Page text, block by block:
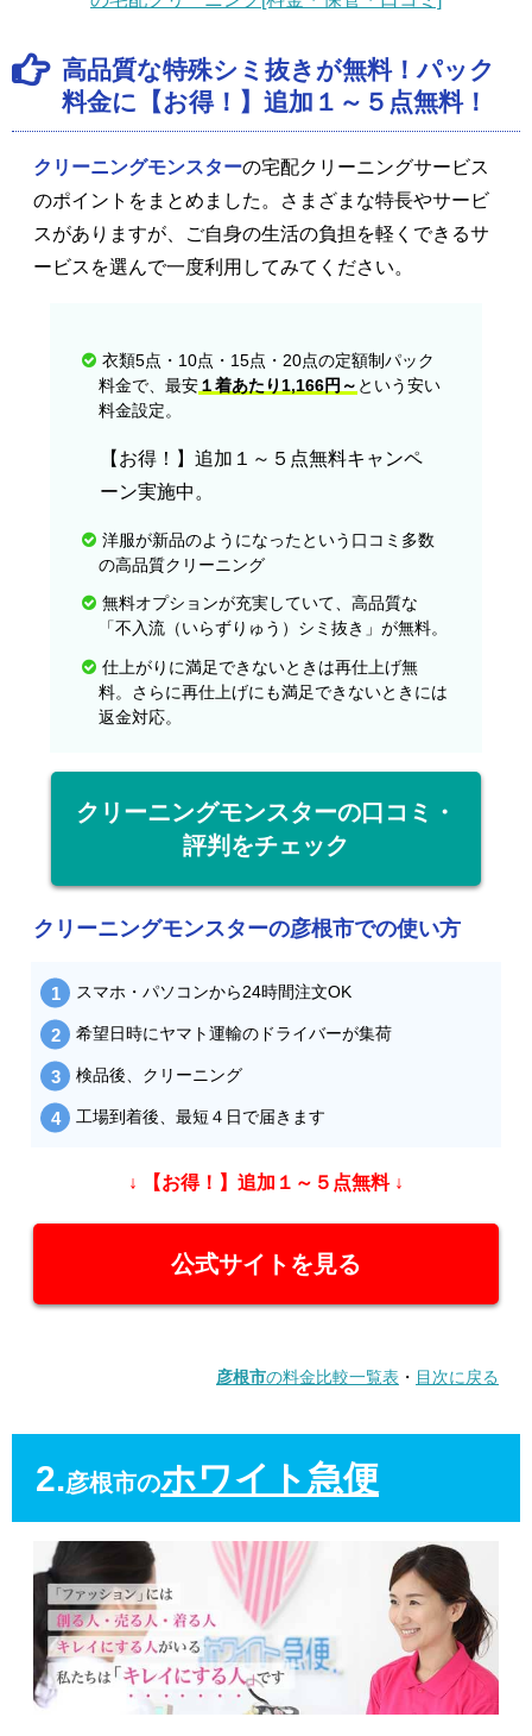
高品質な特殊シミ抜きが無料！パック
料金に【お得！】追加１～５点無料！
クリーニングモンスターの宅配クリーニングサービス
のポイントをまとめました。さまざまな特長やサービ
スがありますが、ご自身の生活の負担を軽くできるサ
ービスを選んで一度利用してみてください。
衣類5点・10点・15点・20点の定額制パック
料金で、最安１着あたり1,166円～ という安い
料金設定。
【お得！】追加１～５点無料キャンペ
ーン実施中。
洋服が新品のようになったという口コミ多数
の高品質クリーニング
無料オプションが充実していて、高品質な
「不入流（いらずりゅう）シミ抜き」が無料。
仕上がりに満足できないときは再仕上げ無
料。さらに再仕上げにも満足できないときには
返金対応。
クリーニングモンスターの口コミ・
評判をチェック
クリーニングモンスターの彦根市での使い方
スマホ・パソコンから24時間注文OK
希望日時にヤマト運輸のドライバーが集荷
検品後、クリーニング
工場到着後、最短４日で届きます
↓ 【お得！】追加１～５点無料 ↓
公式サイトを見る
彦根市の料金比較一覧表 ・ 目次に戻る
2.彦根市のホワイト急便